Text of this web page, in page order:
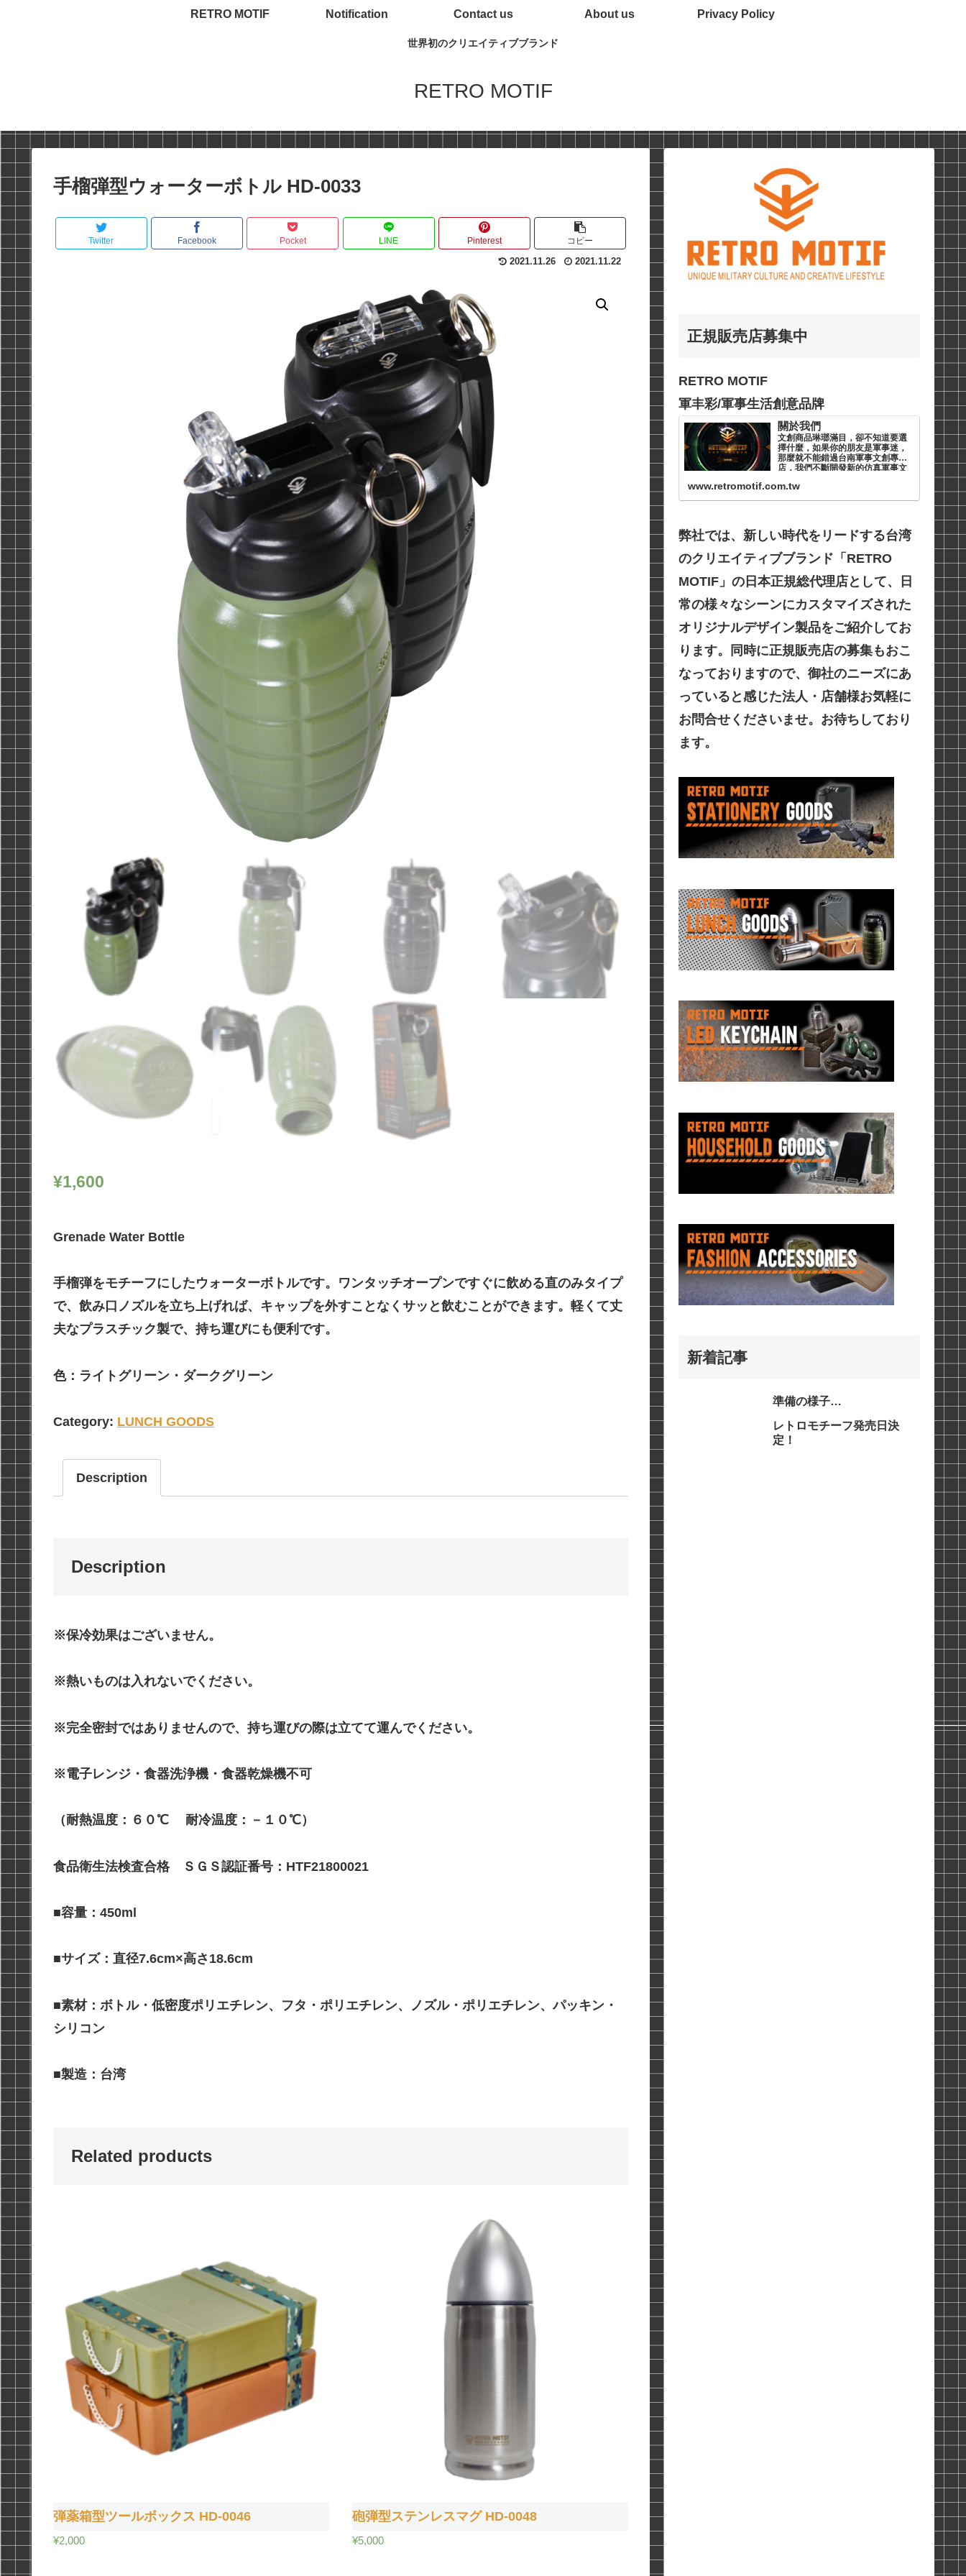
世界初のクリエイティブブランド
RETRO MOTIF
RETRO MOTIF Notification Contact us About us Privacy Policy
手榴弾型ウォーターボトル HD-0033
Twitter Facebook Pocket LINE Pinterest コピー
2021.11.26 2021.11.22
¥1,600
Grenade Water Bottle
手榴弾をモチーフにしたウォーターボトルです。ワンタッチオープンですぐに飲める直のみタイプ
で、飲み口ノズルを立ち上げれば、キャップを外すことなくサッと飲むことができます。軽くて丈
夫なプラスチック製で、持ち運びにも便利です。
色：ライトグリーン・ダークグリーン
Category: LUNCH GOODS
Description
Description
※保冷効果はございません。
※熱いものは入れないでください。
※完全密封ではありませんので、持ち運びの際は立てて運んでください。
※電子レンジ・食器洗浄機・食器乾燥機不可
（耐熱温度：６０℃ 耐冷温度：－１０℃）
食品衛生法検査合格 ＳＧＳ認証番号：HTF21800021
■容量：450ml
■サイズ：直径7.6cm×高さ18.6cm
■素材：ボトル・低密度ポリエチレン、フタ・ポリエチレン、ノズル・ポリエチレン、パッキン・
シリコン
■製造：台湾
Related products
弾薬箱型ツールボックス HD-0046
¥2,000
砲弾型ステンレスマグ HD-0048
¥5,000
正規販売店募集中
RETRO MOTIF
軍丰彩/軍事生活創意品牌
關於我們
文創商品琳瑯滿目，卻不知道要選
擇什麼，如果你的朋友是軍事迷，
那麼就不能錯過台南軍事文創專賣
店，我們不斷開發新的仿真軍事文
對文創商品的興趣者，我們產品仿
www.retromotif.com.tw
弊社では、新しい時代をリードする台湾
のクリエイティブブランド「RETRO
MOTIF」の日本正規総代理店として、日
常の様々なシーンにカスタマイズされた
オリジナルデザイン製品をご紹介してお
ります。同時に正規販売店の募集もおこ
なっておりますので、御社のニーズにあ
っていると感じた法人・店舗様お気軽に
お問合せくださいませ。お待ちしており
ます。
新着記事
準備の様子…
レトロモチーフ発売日決
定！